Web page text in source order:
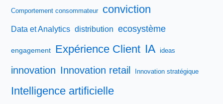
Comportement consommateur conviction
Data et Analytics distribution ecosystème
engagement Expérience Client IA ideas
innovation Innovation retail Innovation stratégique
Intelligence artificielle